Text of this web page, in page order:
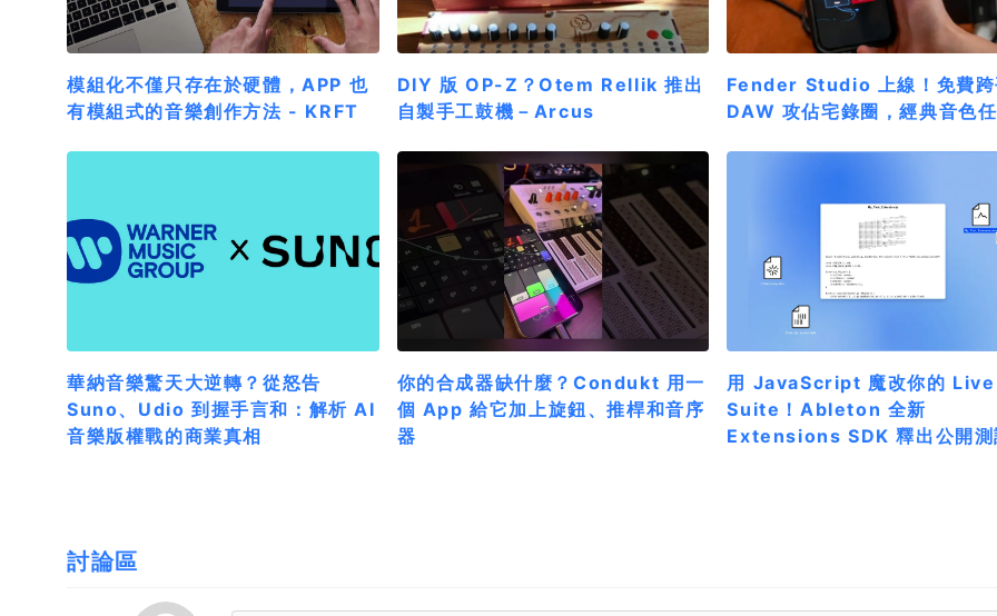
模組化不僅只存在於硬體，APP 也
有模組式的音樂創作方法 - KRFT
DIY 版 OP-Z？Otem Rellik 推出
自製手工鼓機－Arcus
Fender Studio 上線！免費跨
DAW 攻佔宅錄圈，經典音色
華納音樂驚天大逆轉？從怒告
Suno、Udio 到握手言和：解析 AI
音樂版權戰的商業真相
你的合成器缺什麼？Condukt 用一
個 App 給它加上旋鈕、推桿和音序
器
用 JavaScript 魔改你的
Suite！Ableton 全新
Extensions SDK 釋出公開測
討論區